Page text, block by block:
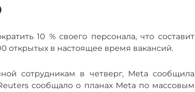
10 % своего персонала, что составит
открытых в настоящее время вакансий.
сотрудникам в четверг, Meta сообщила
сообщало о планах Meta по массовым